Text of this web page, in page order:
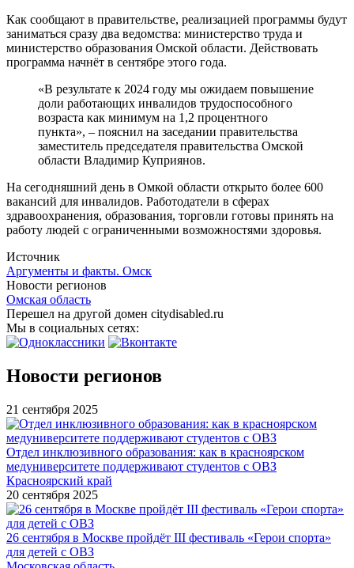
Как сообщают в правительстве, реализацией программы будут
заниматься сразу два ведомства: министерство труда и
министерство образования Омской области. Действовать
программа начнёт в сентябре этого года.
«В результате к 2024 году мы ожидаем повышение
доли работающих инвалидов трудоспособного
возраста как минимум на 1,2 процентного
пункта», – пояснил на заседании правительства
заместитель председателя правительства Омской
области Владимир Куприянов.
На сегодняшний день в Омкой области открыто более 600
вакансий для инвалидов. Работодатели в сферах
здравоохранения, образования, торговли готовы принять на
работу людей с ограниченными возможностями здоровья.
Источник
Аргументы и факты. Омск
Новости регионов
Омская область
Перешел на другой домен citydisabled.ru
Мы в социальных сетях:
Новости регионов
21 сентября 2025
Отдел инклюзивного образования: как в красноярском
медуниверситете поддерживают студентов с ОВЗ
Красноярский край
20 сентября 2025
26 сентября в Москве пройдёт III фестиваль «Герои спорта»
для детей с ОВЗ